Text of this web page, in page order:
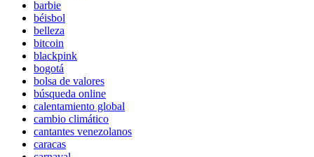
barbie
béisbol
belleza
bitcoin
blackpink
bogotá
bolsa de valores
búsqueda online
calentamiento global
cambio climático
cantantes venezolanos
caracas